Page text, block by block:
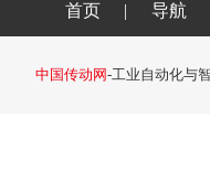
首页 | 导航
中国传动网-工业自动化与